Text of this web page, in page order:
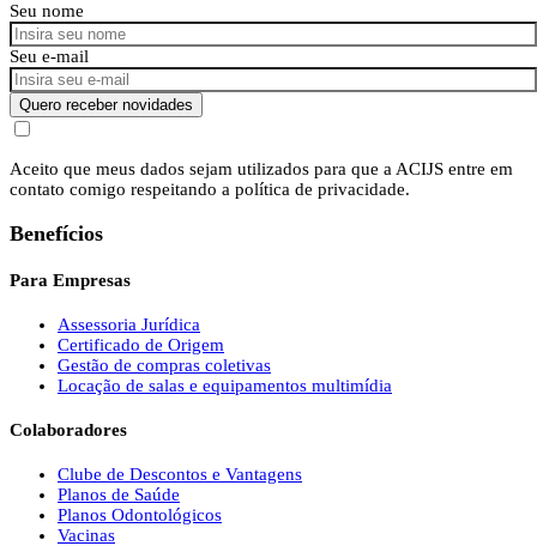
Seu nome
Seu e-mail
Quero receber novidades
Aceito que meus dados sejam utilizados para que a ACIJS entre em
contato comigo respeitando a política de privacidade.
Benefícios
Para Empresas
Assessoria Jurídica
Certificado de Origem
Gestão de compras coletivas
Locação de salas e equipamentos multimídia
Colaboradores
Clube de Descontos e Vantagens
Planos de Saúde
Planos Odontológicos
Vacinas